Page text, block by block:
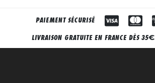
PAIEMENT SÉCURISÉ
LIVRAISON GRATUITE EN FRANCE DÈS 35€